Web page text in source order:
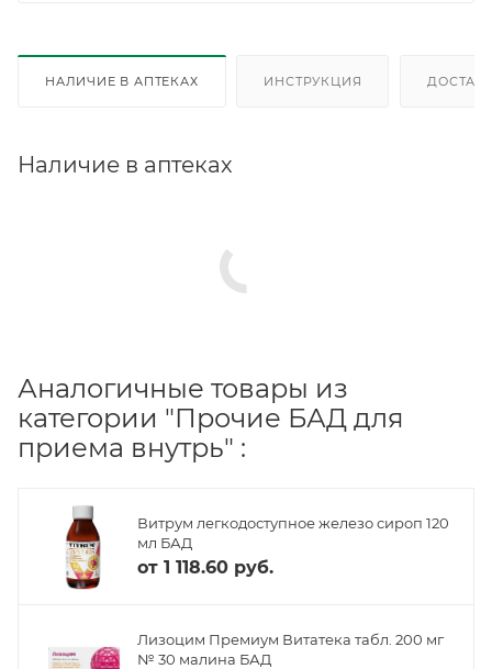
НАЛИЧИЕ В АПТЕКАХ ИНСТРУКЦИЯ
Наличие в аптеках
Аналогичные товары из
категории "Прочие БАД для
приема внутрь" :
Витрум легкодоступное железо сироп 120
мл БАД
от 1 118.60 руб.
Лизоцим Премиум Витатека табл. 200 мг
№ 30 малина БАД